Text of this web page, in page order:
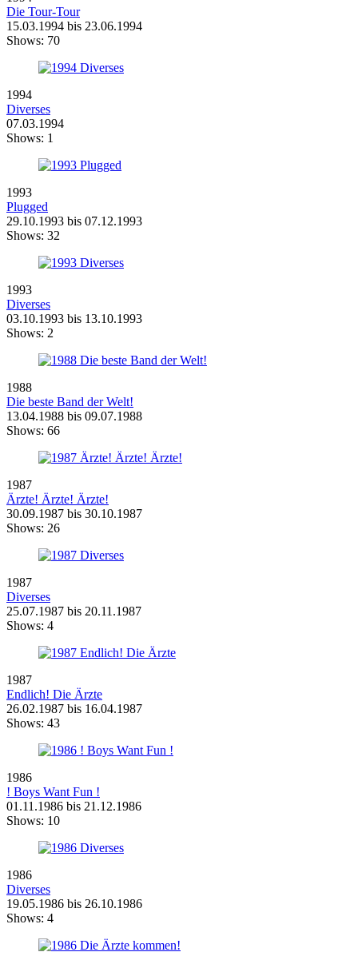
Die Tour-Tour
15.03.1994 bis 23.06.1994
Shows: 70
1994
Diverses
07.03.1994
Shows: 1
1993
Plugged
29.10.1993 bis 07.12.1993
Shows: 32
1993
Diverses
03.10.1993 bis 13.10.1993
Shows: 2
1988
Die beste Band der Welt!
13.04.1988 bis 09.07.1988
Shows: 66
1987
Ärzte! Ärzte! Ärzte!
30.09.1987 bis 30.10.1987
Shows: 26
1987
Diverses
25.07.1987 bis 20.11.1987
Shows: 4
1987
Endlich! Die Ärzte
26.02.1987 bis 16.04.1987
Shows: 43
1986
! Boys Want Fun !
01.11.1986 bis 21.12.1986
Shows: 10
1986
Diverses
19.05.1986 bis 26.10.1986
Shows: 4